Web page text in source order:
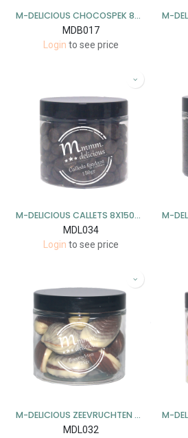
M-DELICIOUS CHOCOSPEK 8X160GR
MDB017
Login to see price
M-DELICIOUS CALLETS 8X150GR
MDL034
Login to see price
M-DELICIOUS ZEEVRUCHTEN 8X125GR
MDL032